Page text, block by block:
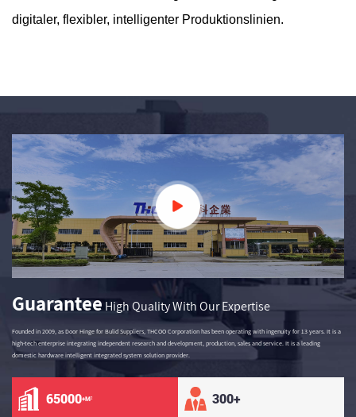
digitaler, flexibler, intelligenter Produktionslinien.
GuaranteeHigh Quality With Our Expertise
Founded in 2009, as Door Hinge for Bulid Suppliers, THCOO Corporation has been operating with ingenuity for 13 years. It is a
high-tech enterprise integrating independent research and development, production, sales and service. It is a leading
domestic hardware intelligent integrated system solution provider.
65000+M² 300+